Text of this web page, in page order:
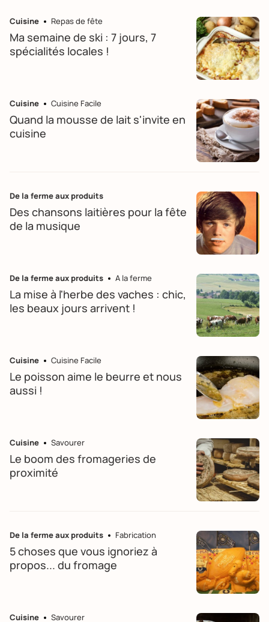
Cuisine Repas de fête
Ma semaine de ski : 7 jours, 7
spécialités locales !
Cuisine Cuisine Facile
Quand la mousse de lait s'invite en
cuisine
De la ferme aux produits
Des chansons laitières pour la fête
de la musique
De la ferme aux produits A la ferme
La mise à l'herbe des vaches : chic,
les beaux jours arrivent !
Cuisine Cuisine Facile
Le poisson aime le beurre et nous
aussi !
Cuisine Savourer
Le boom des fromageries de
proximité
De la ferme aux produits Fabrication
5 choses que vous ignoriez à
propos... du fromage
Cuisine Savourer